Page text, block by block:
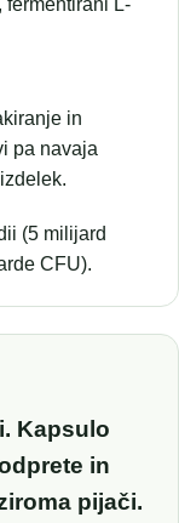
in
pa navaja
(5 milijard
CFU).
Kapsulo
in
pijači.